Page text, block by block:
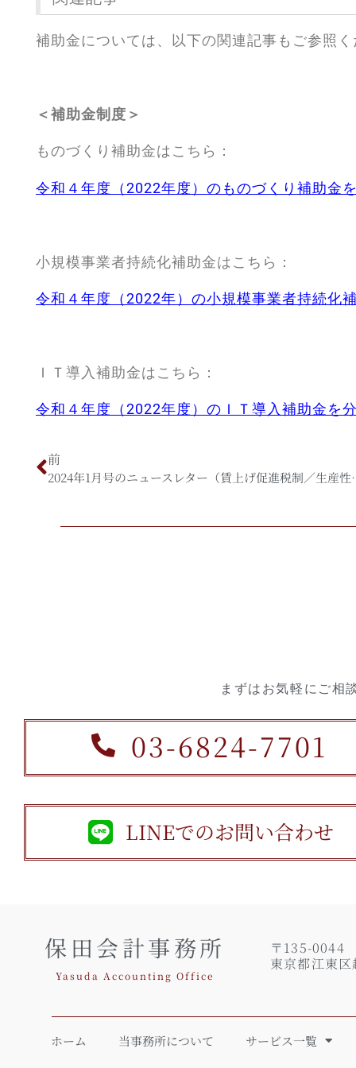
補助金については、以下の関連記事もご参照
＜補助金制度＞
ものづくり補助金はこちら：
令和４年度（2022年度）のものづくり補助金
小規模事業者持続化補助金はこちら：
令和４年度（2022年）の小規模事業者持続化
ＩＴ導入補助金はこちら：
令和４年度（2022年度）のＩＴ導入補助金を
前
2024年1月号の
まずはお気軽にご相
03-6824-7701
LINEでのお問い合わせ
保田会計事務所
Yasuda Accounting Office
〒135-0044
東京都江東
ホーム 当事務所について サービス一覧